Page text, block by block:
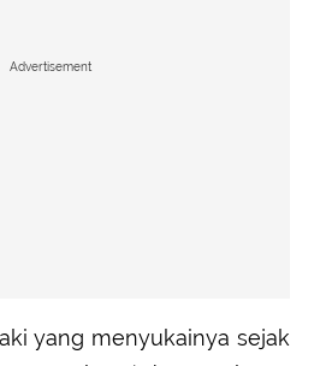
Advertisement
yang menyukainya sejak